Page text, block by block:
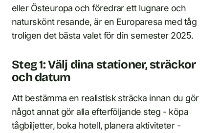
eller Östeuropa och föredrar ett lugnare och
naturskönt resande, är en Europaresa med tåg
troligen det bästa valet för din semester 2025.
Steg 1: Välj dina stationer, sträckor
och datum
Att bestämma en realistisk sträcka innan du gör
något annat gör alla efterföljande steg - köpa
tågbiljetter, boka hotell, planera aktiviteter -